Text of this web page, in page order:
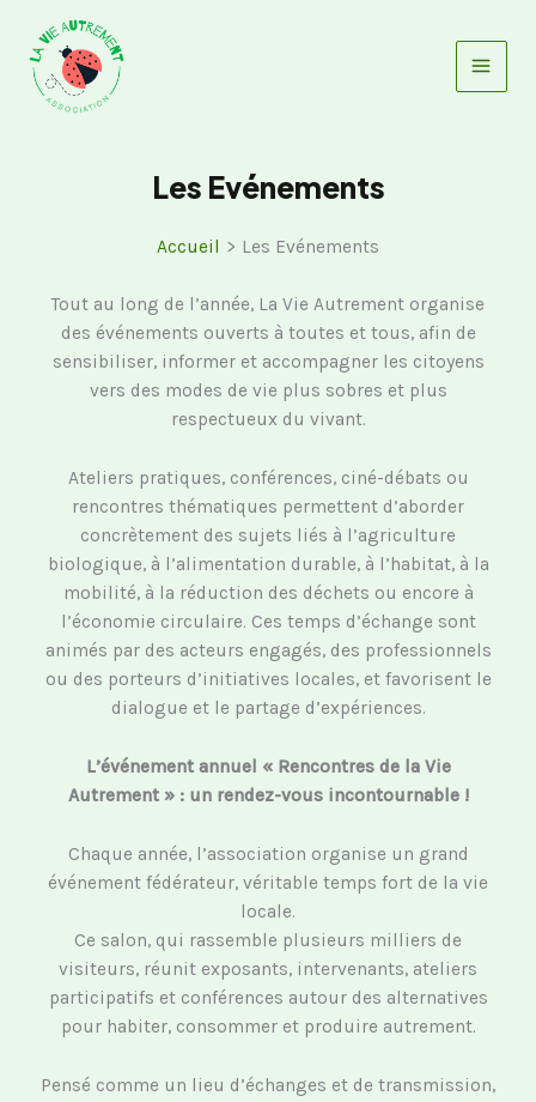
contenu
Les Evénements
Accueil Les Evénements
Tout au long de l’année, La Vie Autrement organise
des événements ouverts à toutes et tous, afin de
sensibiliser, informer et accompagner les citoyens
vers des modes de vie plus sobres et plus
respectueux du vivant.
Ateliers pratiques, conférences, ciné-débats ou
rencontres thématiques permettent d’aborder
concrètement des sujets liés à l’agriculture
biologique, à l’alimentation durable, à l’habitat, à la
mobilité, à la réduction des déchets ou encore à
l’économie circulaire. Ces temps d’échange sont
animés par des acteurs engagés, des professionnels
ou des porteurs d’initiatives locales, et favorisent le
dialogue et le partage d’expériences.
L’événement annuel « Rencontres de la Vie
Autrement » : un rendez-vous incontournable !
Chaque année, l’association organise un grand
événement fédérateur, véritable temps fort de la vie
locale.
Ce salon, qui rassemble plusieurs milliers de
visiteurs, réunit exposants, intervenants, ateliers
participatifs et conférences autour des alternatives
pour habiter, consommer et produire autrement.
Pensé comme un lieu d’échanges et de transmission,